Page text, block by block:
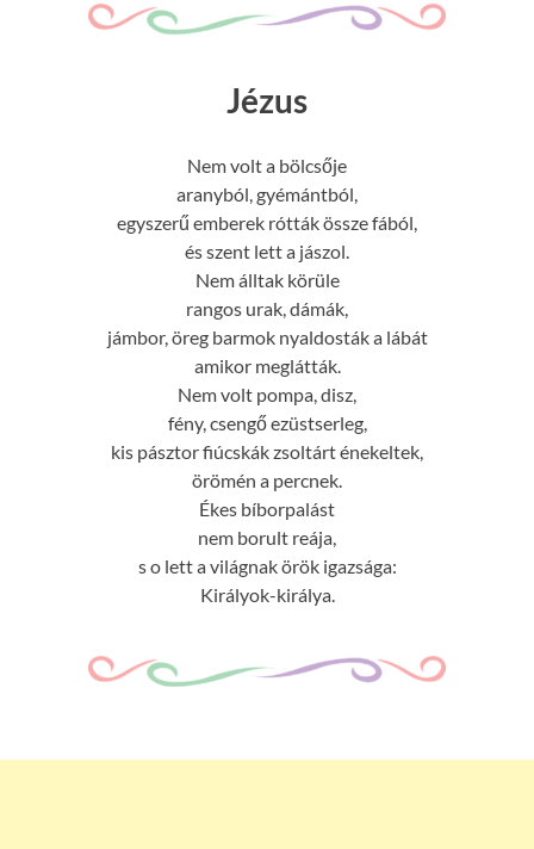
Jézus
Nem volt a bölcsője
aranyból, gyémántból,
egyszerű emberek rótták össze fából,
és szent lett a jászol.
Nem álltak körüle
rangos urak, dámák,
jámbor, öreg barmok nyaldosták a lábát
amikor meglátták.
Nem volt pompa, disz,
fény, csengő ezüstserleg,
kis pásztor fiúcskák zsoltárt énekeltek,
örömén a percnek.
Ékes bíborpalást
nem borult reája,
s o lett a világnak örök igazsága:
Királyok-királya.